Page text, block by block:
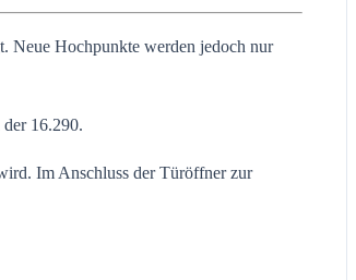
Neue Hochpunkte werden jedoch nur
16.290.
Im Anschluss der Türöffner zur